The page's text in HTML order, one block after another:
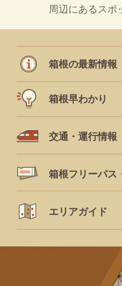
周辺にあるスポ
箱根の最新情報
箱根早わかり
交通・運行情報
箱根フリーパス
エリアガイド